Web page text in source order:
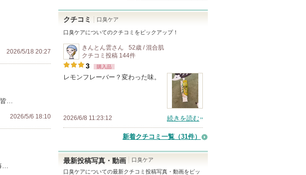
2026/5/18 20:27
皆…
2026/5/6 18:10
…
クチコミ 口臭ケア
口臭ケアについてのクチコミをピックアップ！
きんとん雲さん
52歳 / 混合肌
クチコミ投稿 144件
3 購入品
レモンフレーバー？変わった味。
2026/6/8 11:23:12 続きを読む
新着クチコミ一覧 （31件）
最新投稿写真・動画
口臭ケア
口臭ケアについての最新クチコミ投稿写真・動画をピッ